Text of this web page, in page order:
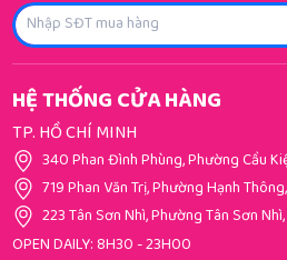
HỆ THỐNG CỬA HÀNG
TP. HỒ CHÍ MINH
340 Phan Đình Phùng, Phường Cầu
719 Phan Văn Trị, Phường Hạnh
223 Tân Sơn Nhì, Phường Tân Sơn Nhì,
OPEN DAILY: 8H30 - 23H00